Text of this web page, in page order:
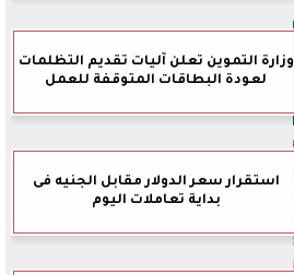
وزارة التموين تعلن آليات تقديم التظلمات
لعودة البطاقات المتوقفة للعمل
استقرار سعر الدولار مقابل الجنيه فى
بداية تعاملات اليوم